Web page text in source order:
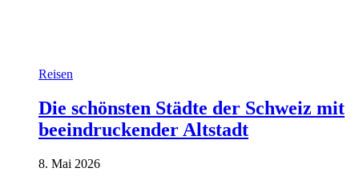
Reisen
Die schönsten Städte der Schweiz mit
beeindruckender Altstadt
8. Mai 2026